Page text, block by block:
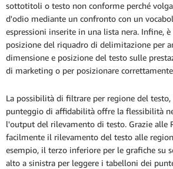
sottotitoli o testo non conforme perché
d'odio mediante un confronto con un
espressioni inserite in una lista nera. Infine,
posizione del riquadro di delimitazione per
dimensione e posizione del testo sulle
di marketing o per posizionare
La possibilità di filtrare per regione del
punteggio di affidabilità offre la flessibilità
l'output del rilevamento di testo. Grazie alle
facilmente il rilevamento del testo alle
esempio, il terzo inferiore per le grafiche su
alto a sinistra per leggere i tabelloni dei